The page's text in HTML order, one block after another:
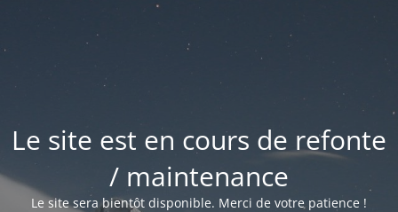
Le site est en cours de refonte
/ maintenance
Le site sera bientôt disponible. Merci de votre patience !